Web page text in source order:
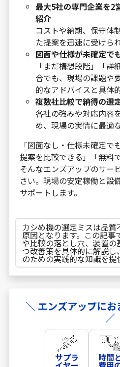
最大5社の専門企業を2
紹介
コストや納期、保守体
た提案を迅速に受けられ
図面や仕様が未確定で
「まだ構想段階」「詳
合でも、現場の課題や
的なアドバイスと具体
複数社比較で納得の選
各社の強みや対応内容
め、現場の実情に最適
「図面なし・仕様未確定
提案を比較できる」「無料
そんなエンズアップのサー
さい。現場の安定稼働と設
サポートします。
カシめ機の選定ミスは品
原因となります。この記事
や比較の落とし穴、装置
つ改善策を具体的に解説
のための実践的な知識を提
＼ エンズアップにお
／
サプラ 時間